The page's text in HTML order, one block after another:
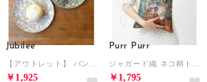
Jubilee
【アウトレット】 バンブープレート 2枚セット 【返品不可商品】(その他6）
￥1,925
Purr Purr
ジャガード織 ネコ柄トートバッグ （その他5）
￥1,795